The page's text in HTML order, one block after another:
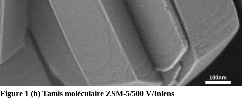
Figure 1 (b) Tamis moléculaire ZSM-5/500 V/Inlens